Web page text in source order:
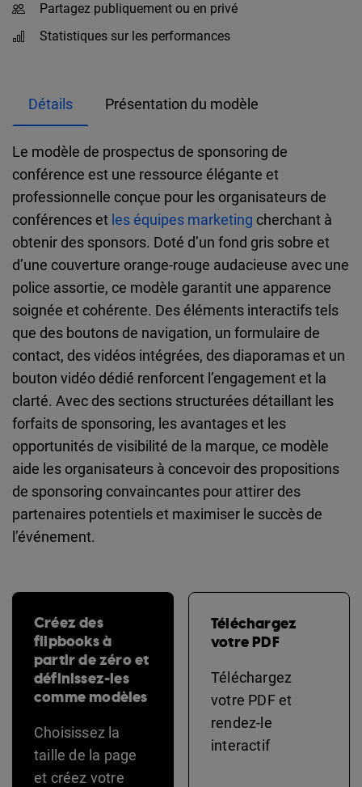
Partagez publiquement ou en privé
Statistiques sur les performances
Détails Présentation du modèle
Le modèle de prospectus de sponsoring de
conférence est une ressource élégante et
professionnelle conçue pour les organisateurs de
conférences et les équipes marketing cherchant à
obtenir des sponsors. Doté d’un fond gris sobre et
d’une couverture orange-rouge audacieuse avec une
police assortie, ce modèle garantit une apparence
soignée et cohérente. Des éléments interactifs tels
que des boutons de navigation, un formulaire de
contact, des vidéos intégrées, des diaporamas et un
bouton vidéo dédié renforcent l’engagement et la
clarté. Avec des sections structurées détaillant les
forfaits de sponsoring, les avantages et les
opportunités de visibilité de la marque, ce modèle
aide les organisateurs à concevoir des propositions
de sponsoring convaincantes pour attirer des
partenaires potentiels et maximiser le succès de
l’événement.
Créez des
flipbooks à
partir de zéro et
définissez-les
comme modèles
Choisissez la
taille de la page
et créez votre
Téléchargez
votre PDF
Téléchargez
votre PDF et
rendez-le
interactif